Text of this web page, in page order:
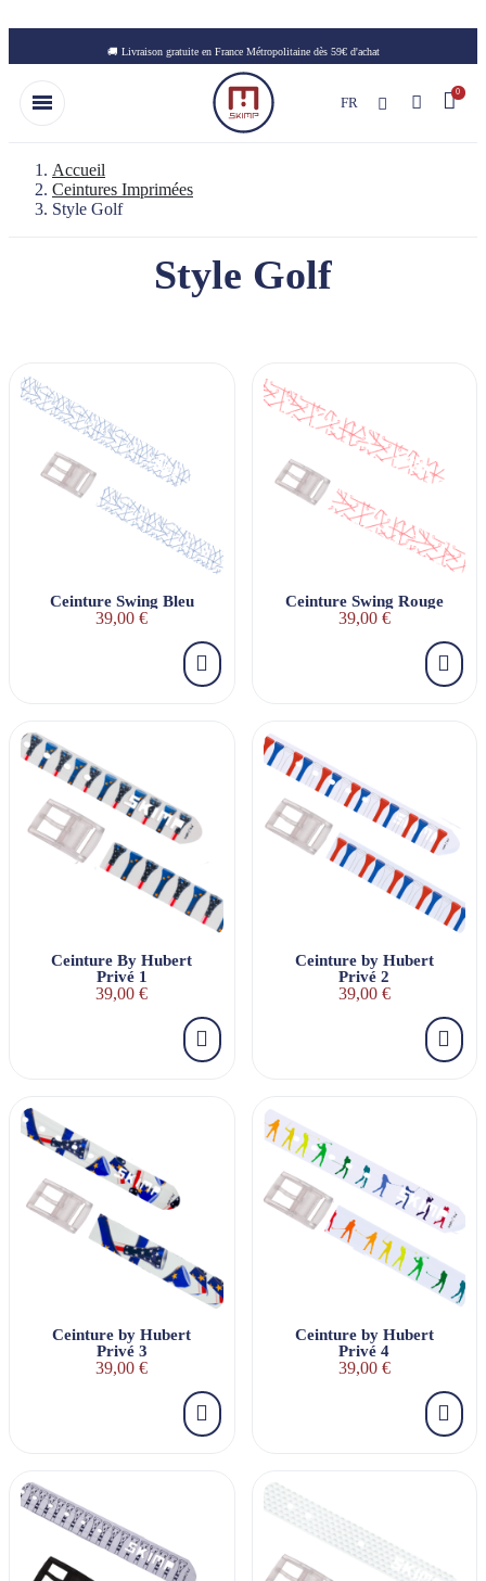
🚚 Livraison gratuite en France Métropolitaine dès 59€ d'achat
FR
Accueil
Ceintures Imprimées
Style Golf
Style Golf
Ceinture Swing Bleu
39,00 €
Ceinture Swing Rouge
39,00 €
Ceinture By Hubert
Privé 1
39,00 €
Ceinture by Hubert
Privé 2
39,00 €
Ceinture by Hubert
Privé 3
39,00 €
Ceinture by Hubert
Privé 4
39,00 €